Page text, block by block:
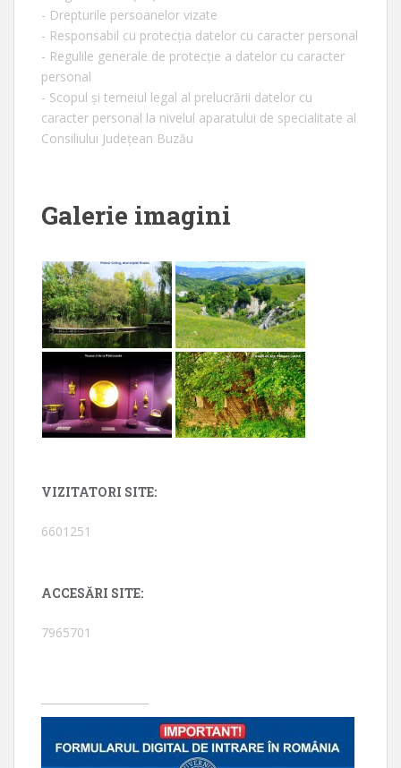
- Drepturile persoanelor vizate
- Responsabil cu protecția datelor cu caracter personal
- Regulile generale de protecție a datelor cu caracter
personal
- Scopul și temeiul legal al prelucrării datelor cu
caracter personal la nivelul aparatului de specialitate al
Consiliului Județean Buzău
Galerie imagini
VIZITATORI SITE:
6601251
ACCESĂRI SITE:
7965701